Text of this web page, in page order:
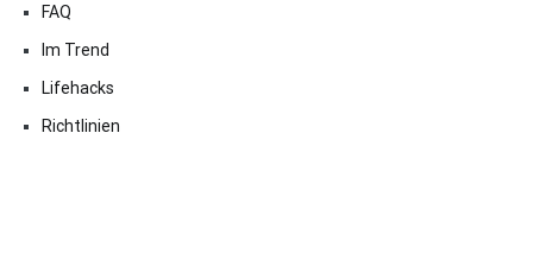
FAQ
Im Trend
Lifehacks
Richtlinien